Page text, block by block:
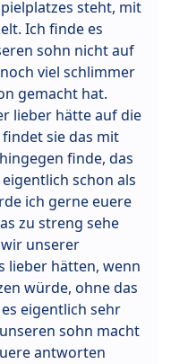
steht, mit
Ich finde es
sohn nicht auf
viel schlimmer
gemacht hat.
lieber hätte auf die
sie das mit
finde, das
schon als
ich gerne euere
zu streng sehe
unserer
lieber hätten, wenn
würde, ohne das
eigentlich sehr
sohn macht
antworten